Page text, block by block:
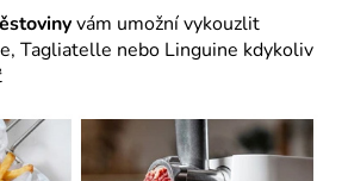
vám umožní vykouzlit
Tagliatelle nebo Linguine kdykoliv